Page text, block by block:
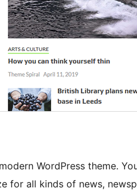
WordPress theme.
for all kinds of news,